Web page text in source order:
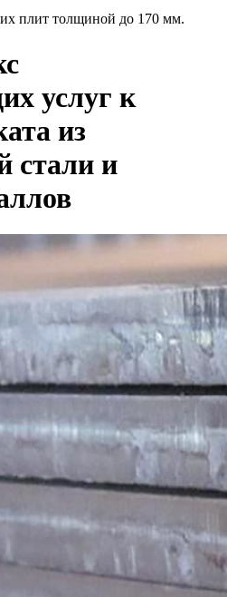
плит толщиной до 170 мм.
услуг к
из
стали и